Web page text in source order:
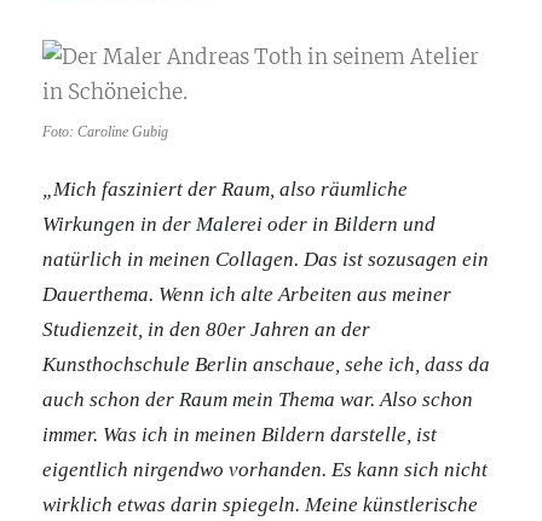
Foto: Caroline Gubig
„Mich fasziniert der Raum, also räumliche
Wirkungen in der Malerei oder in Bildern und
natürlich in meinen Collagen. Das ist sozusagen ein
Dauerthema. Wenn ich alte Arbeiten aus meiner
Studienzeit, in den 80er Jahren an der
Kunsthochschule Berlin anschaue, sehe ich, dass da
auch schon der Raum mein Thema war. Also schon
immer. Was ich in meinen Bildern darstelle, ist
eigentlich nirgendwo vorhanden. Es kann sich nicht
wirklich etwas darin spiegeln. Meine künstlerische